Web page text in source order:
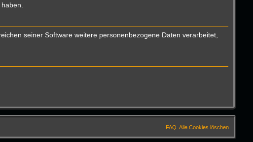
seiner Software weitere personenbezogene Daten verarbeitet,
Alle Cookies löschen
FAQ